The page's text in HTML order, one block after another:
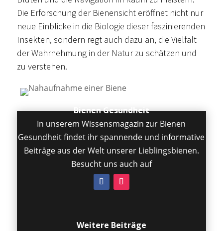
Die Erforschung der Bienensicht eröffnet nicht nur
neue Einblicke in die Biologie dieser faszinierenden
Insekten, sondern regt auch dazu an, die Vielfalt
der Wahrnehmung in der Natur zu schätzen und
zu verstehen.
Bienen Gesundheit
In unserem Wissensmagazin zur Bienen
Gesundheit findet ihr spannende und informative
Beiträge aus der Welt unserer Lieblingsbienen.
Besucht uns auch auf
Weitere Beiträge